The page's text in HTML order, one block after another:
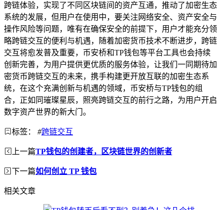
跨链体验，实现了不同区块链间的资产互通，推动了加密生态
系统的发展，但用户在使用中，要关注网络安全、资产安全与
操作风险等问题，唯有在确保安全的前提下，用户才能充分领
略跨链交互的便利与机遇，随着加密货币技术不断进步，跨链
交互将愈发普及重要，币安桥和TP钱包等平台工具也会持续
创新完善，为用户提供更优质的服务体验，让我们一同期待加
密货币跨链交互的未来，携手构建更开放互联的加密生态系
统，在这个充满创新与机遇的领域，币安桥与TP钱包的组
合，正如同璀璨星辰，照亮跨链交互的前行之路，为用户开启
数字资产世界的新大门。
标签： #跨链交互
上一篇TP钱包的创建者，区块链世界的创新者
下一篇如何创立 TP 钱包
相关文章